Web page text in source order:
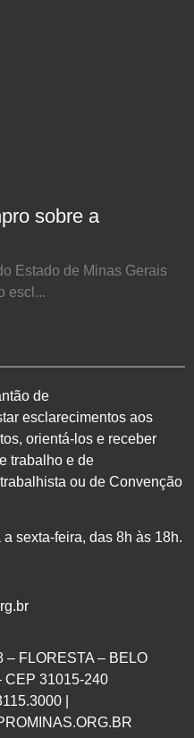
sobre a
Estado de Minas Gerais
escl...
de
esclarecimentos aos
orientá-los e receber
trabalho e de
ou de Convenção
sexta-feira, das 8h às 18h.
– FLORESTA – BELO
CEP 31015-240
|